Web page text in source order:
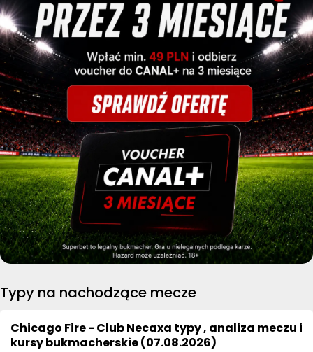
Typy na nachodzące mecze
Chicago Fire - Club Necaxa typy , analiza meczu i
kursy bukmacherskie (07.08.2026)